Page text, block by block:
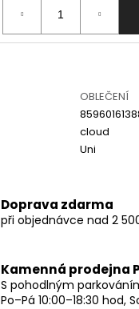
OBLEČENÍ
cloud
Uni
Doprava zdarma
při objednávce nad 2
Kamenná prodejna
S pohodlným
Po–Pá 10:00–18:30 hod,